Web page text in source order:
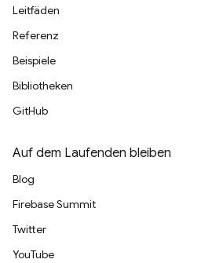
Leitfäden
Referenz
Beispiele
Bibliotheken
GitHub
Auf dem Laufenden bleiben
Blog
Firebase Summit
Twitter
YouTube